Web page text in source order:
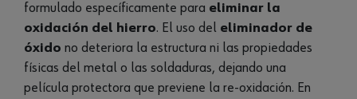
formulado específicamente para eliminar la
oxidación del hierro. El uso del eliminador de
óxido no deteriora la estructura ni las propiedades
físicas del metal o las soldaduras, dejando una
película protectora que previene la re-oxidación. En